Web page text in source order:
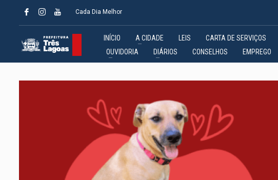
Cada Dia Melhor
INÍCIO A CIDADE LEIS CARTA DE SERVIÇOS
OUVIDORIA
DIÁRIOS CONSELHOS EMPREGO